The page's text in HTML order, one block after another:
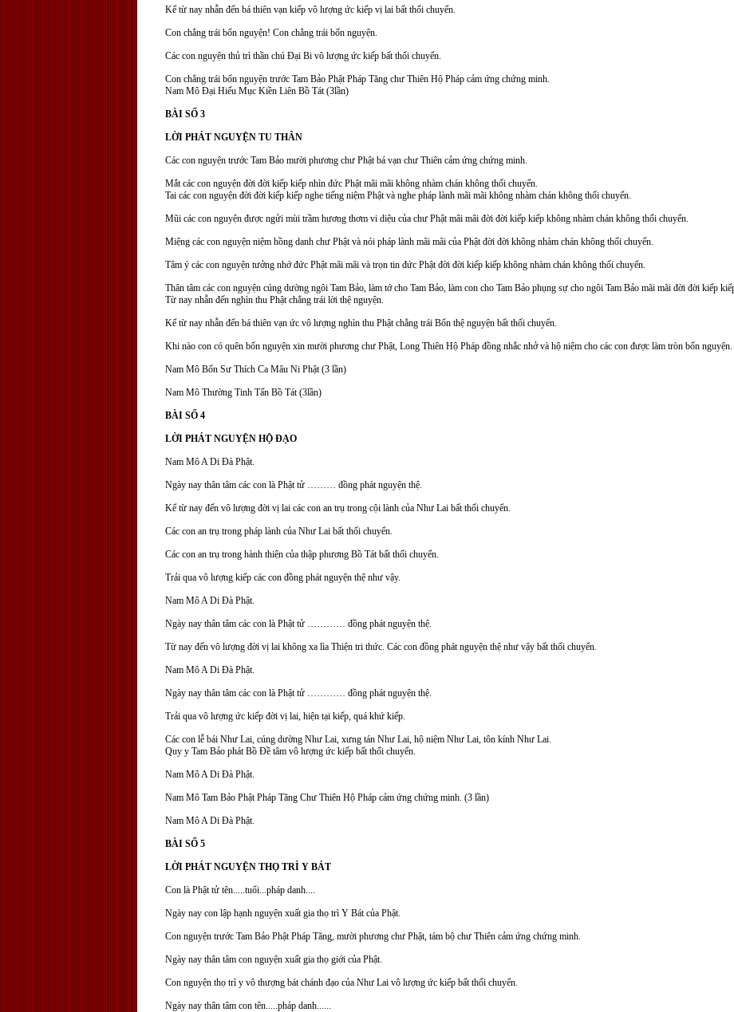
Kể từ nay nhẫn đến bá thiên vạn kiếp vô lượng ức kiếp vị lai bất thối chuyển.
Con chẳng trái bổn nguyện! Con chẳng trái bổn nguyện.
Các con nguyện thủ trì thần chú Đại Bi vô lượng ức kiếp bất thối chuyển.
Con chẳng trái bổn nguyện trước Tam Bảo Phật Pháp Tăng chư Thiên Hộ Pháp cảm ứng chứng minh.
Nam Mô Đại Hiếu Mục Kiền Liên Bồ Tát (3lần)
BÀI SỐ 3
LỜI PHÁT NGUYỆN TU THÂN
Các con nguyện trước Tam Bảo mười phương chư Phật bá vạn chư Thiên cảm ứng chứng minh.
Mắt các con nguyện đời đời kiếp kiếp nhìn đức Phật mãi mãi không nhàm chán không thối chuyển.
Tai các con nguyện đời đời kiếp kiếp nghe tiếng niệm Phật và nghe pháp lành mãi mãi không nhàm chán không thối chuyển.
Mũi các con nguyện được ngửi mùi trầm hương thơm vi diệu của chư Phật mãi mãi đời đời kiếp kiếp không nhàm chán không thối chuyển.
Miệng các con nguyện niệm hồng danh chư Phật và nói pháp lành mãi mãi của Phật đời đời không nhàm chán không thối chuyển.
Tâm ý các con nguyện tưởng nhớ đức Phật mãi mãi và trọn tin đức Phật đời đời kiếp kiếp không nhàm chán không thối chuyển.
Thân tâm các con nguyện cúng dường ngôi Tam Bảo, làm tớ cho Tam Bảo, làm con cho Tam Bảo phụng sự cho ngôi Tam Bảo mãi mãi đời đời kiếp
Từ nay nhẫn đến nghìn thu Phật chẳng trái lời thệ nguyện.
Kể từ nay nhẫn đến bá thiên vạn ức vô lượng nghìn thu Phật chẳng trái Bổn thệ nguyện bất thối chuyển.
Khi nào con có quên bổn nguyện xin mười phương chư Phật, Long Thiên Hộ Pháp đồng nhắc nhở và hộ niệm cho các con được làm tròn bổn nguyện.
Nam Mô Bổn Sư Thích Ca Mâu Ni Phật (3 lần)
Nam Mô Thường Tinh Tấn Bồ Tát (3lần)
BÀI SỐ 4
LỜI PHÁT NGUYỆN HỘ ĐẠO
Nam Mô A Di Đà Phật.
Ngày nay thân tâm các con là Phật tử ……… đồng phát nguyện thệ.
Kể từ nay đến vô lượng đời vị lai các con an trụ trong cội lành của Như Lai bất thối chuyển.
Các con an trụ trong pháp lành của Như Lai bất thối chuyển.
Các con an trụ trong hành thiện của thập phương Bồ Tát bất thối chuyển.
Trải qua vô lượng kiếp các con đồng phát nguyện thệ như vậy.
Nam Mô A Di Đà Phật.
Ngày nay thân tâm các con là Phật tử ………… đồng phát nguyện thệ.
Từ nay đến vô lượng đời vị lai không xa lìa Thiện tri thức. Các con đồng phát nguyện thệ như vậy bất thối chuyển.
Nam Mô A Di Đà Phật.
Ngày nay thân tâm các con là Phật tử ………… đồng phát nguyện thệ.
Trải qua vô lượng ức kiếp đời vị lai, hiện tại kiếp, quá khứ kiếp.
Các con lễ bái Như Lai, cúng dường Như Lai, xưng tán Như Lai, hộ niệm Như Lai, tôn kính Như Lai.
Quy y Tam Bảo phát Bồ Đề tâm vô lượng ức kiếp bất thối chuyển.
Nam Mô A Di Đà Phật.
Nam Mô Tam Bảo Phật Pháp Tăng Chư Thiên Hộ Pháp cảm ứng chứng minh. (3 lần)
Nam Mô A Di Đà Phật.
BÀI SỐ 5
LỜI PHÁT NGUYỆN THỌ TRÌ Y BÁT
Con là Phật tử tên.....tuổi...pháp danh....
Ngày nay con lập hạnh nguyện xuất gia thọ trì Y Bát của Phật.
Con nguyện trước Tam Bảo Phật Pháp Tăng, mười phương chư Phật, tám bộ chư Thiên cảm ứng chứng minh.
Ngày nay thân tâm con nguyện xuất gia thọ giới của Phật.
Con nguyện thọ trì y vô thượng bát chánh đạo của Như Lai vô lượng ức kiếp bất thối chuyển.
Ngày nay thân tâm con tên.....pháp danh......